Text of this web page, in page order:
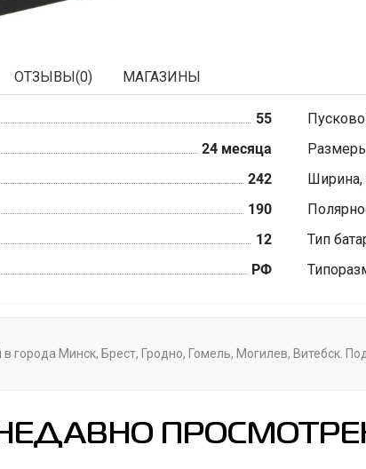
ОТЗЫВЫ(0) МАГАЗИНЫ
55
24 месяца
242
190
12 Тип
РФ
города Минск, Брест, Гродно, Гомель, Могилев, Витебск.